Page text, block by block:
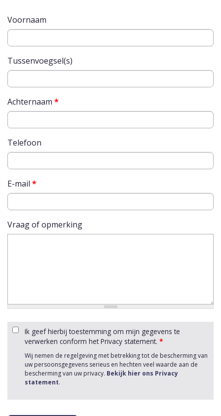
Voornaam
Tussenvoegsel(s)
Achternaam *
Telefoon
E-mail *
Vraag of opmerking
Ik geef hierbij toestemming om mijn gegevens te
verwerken conform het Privacy statement. *
Wij nemen de regelgeving met betrekking tot de bescherming van
uw persoonsgegevens serieus en hechten veel waarde aan de
bescherming van uw privacy. Bekijk hier ons Privacy
statement.